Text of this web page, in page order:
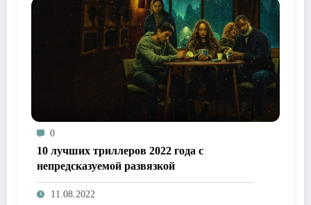
0
10 лучших триллеров 2022 года с
непредсказуемой развязкой
11.08.2022